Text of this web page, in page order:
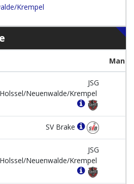
Krempel
JSG
Neuenwalde/Krempel
SV Brake
JSG
Neuenwalde/Krempel